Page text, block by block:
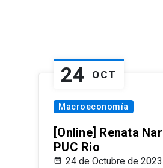
24 OCT
Macroeconomía
[Online] Renata
PUC Rio
24 de Octubre de 2023